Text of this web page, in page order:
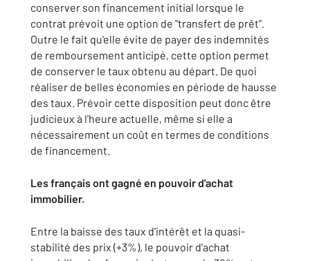
conserver son financement initial lorsque le
contrat prévoit une option de "transfert de prêt".
Outre le fait qu'elle évite de payer des indemnités
de remboursement anticipé, cette option permet
de conserver le taux obtenu au départ. De quoi
réaliser de belles économies en période de hausse
des taux. Prévoir cette disposition peut donc être
judicieux à l'heure actuelle, même si elle a
nécessairement un coût en termes de conditions
de financement.
Les français ont gagné en pouvoir d'achat
immobilier.
Entre la baisse des taux d'intérêt et la quasi-
stabilité des prix (+3%), le pouvoir d'achat